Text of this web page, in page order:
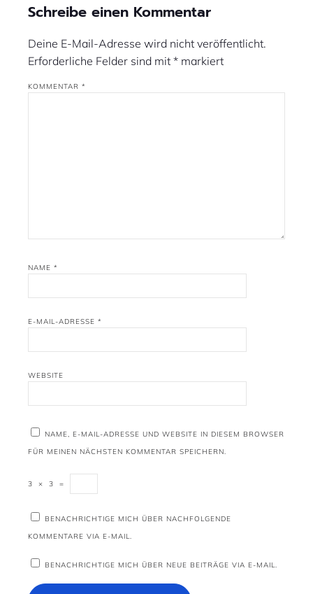
Schreibe einen Kommentar
Deine E-Mail-Adresse wird nicht veröffentlicht.
Erforderliche Felder sind mit * markiert
KOMMENTAR *
NAME *
E-MAIL-ADRESSE *
WEBSITE
NAME, E-MAIL-ADRESSE UND WEBSITE IN DIESEM BROWSER
FÜR MEINEN NÄCHSTEN KOMMENTAR SPEICHERN.
3 × 3 =
BENACHRICHTIGE MICH ÜBER NACHFOLGENDE
KOMMENTARE VIA E-MAIL.
BENACHRICHTIGE MICH ÜBER NEUE BEITRÄGE VIA E-MAIL.